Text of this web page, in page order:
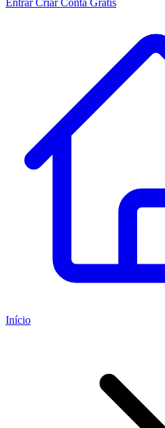
EntrarCriar Conta Grátis
Início